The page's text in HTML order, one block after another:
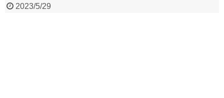
2023/5/29